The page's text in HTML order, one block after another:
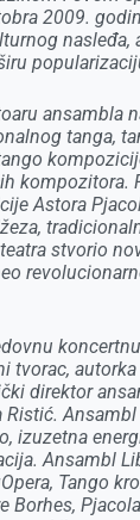
2009.
nasleđa,
ansambla
tanga,
kompozitora.
Astora
stvorio
tvorac,
direktor
Ansambl
izuzetna
Ansambl
Tango
Borhes,